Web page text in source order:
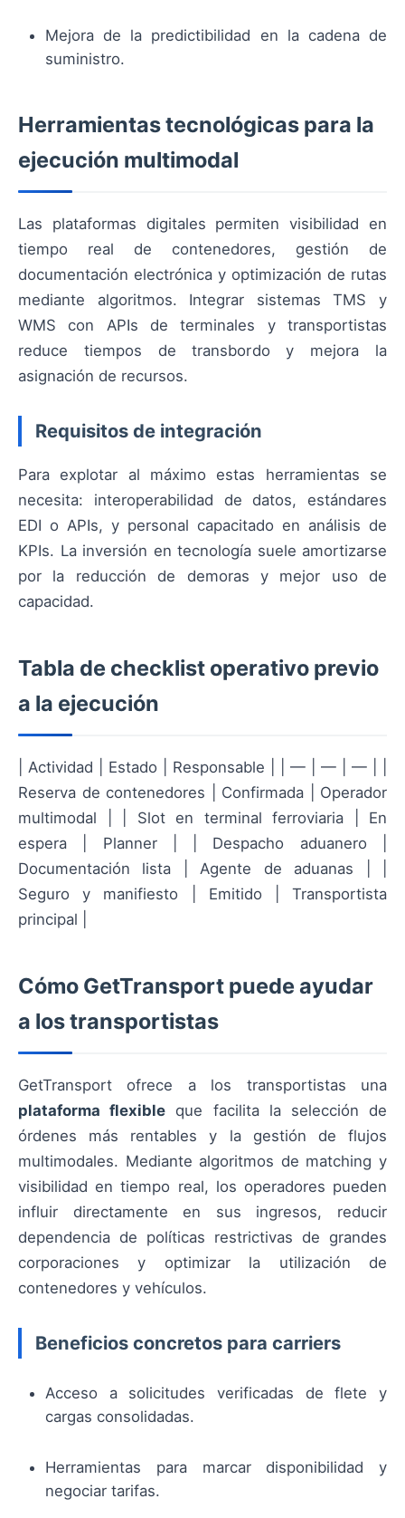
Mejora de la predictibilidad en la cadena de
suministro.
Herramientas tecnológicas para la
ejecución multimodal
Las plataformas digitales permiten visibilidad en
tiempo real de contenedores, gestión de
documentación electrónica y optimización de rutas
mediante algoritmos. Integrar sistemas TMS y
WMS con APIs de terminales y transportistas
reduce tiempos de transbordo y mejora la
asignación de recursos.
Requisitos de integración
Para explotar al máximo estas herramientas se
necesita: interoperabilidad de datos, estándares
EDI o APIs, y personal capacitado en análisis de
KPIs. La inversión en tecnología suele amortizarse
por la reducción de demoras y mejor uso de
capacidad.
Tabla de checklist operativo previo
a la ejecución
| Actividad | Estado | Responsable | | — | — | — | |
Reserva de contenedores | Confirmada | Operador
multimodal | | Slot en terminal ferroviaria | En
espera | Planner | | Despacho aduanero |
Documentación lista | Agente de aduanas | |
Seguro y manifiesto | Emitido | Transportista
principal |
Cómo GetTransport puede ayudar
a los transportistas
GetTransport ofrece a los transportistas una
plataforma flexible que facilita la selección de
órdenes más rentables y la gestión de flujos
multimodales. Mediante algoritmos de matching y
visibilidad en tiempo real, los operadores pueden
influir directamente en sus ingresos, reducir
dependencia de políticas restrictivas de grandes
corporaciones y optimizar la utilización de
contenedores y vehículos.
Beneficios concretos para carriers
Acceso a solicitudes verificadas de flete y
cargas consolidadas.
Herramientas para marcar disponibilidad y
negociar tarifas.